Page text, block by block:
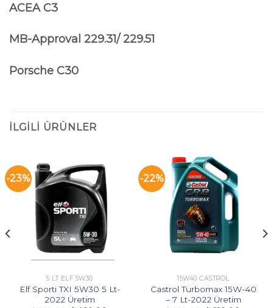
ACEA C3
MB-Approval 229.31/ 229.51
Porsche C30
İLGILI ÜRÜNLER
-23%
5 LT ELF 5W30
Elf Sporti TXI 5W30 5 Lt-
2022 Üretim
-22%
15W40 CASTROL
Castrol Turbomax 15W-40
– 7 Lt-2022 Üretim